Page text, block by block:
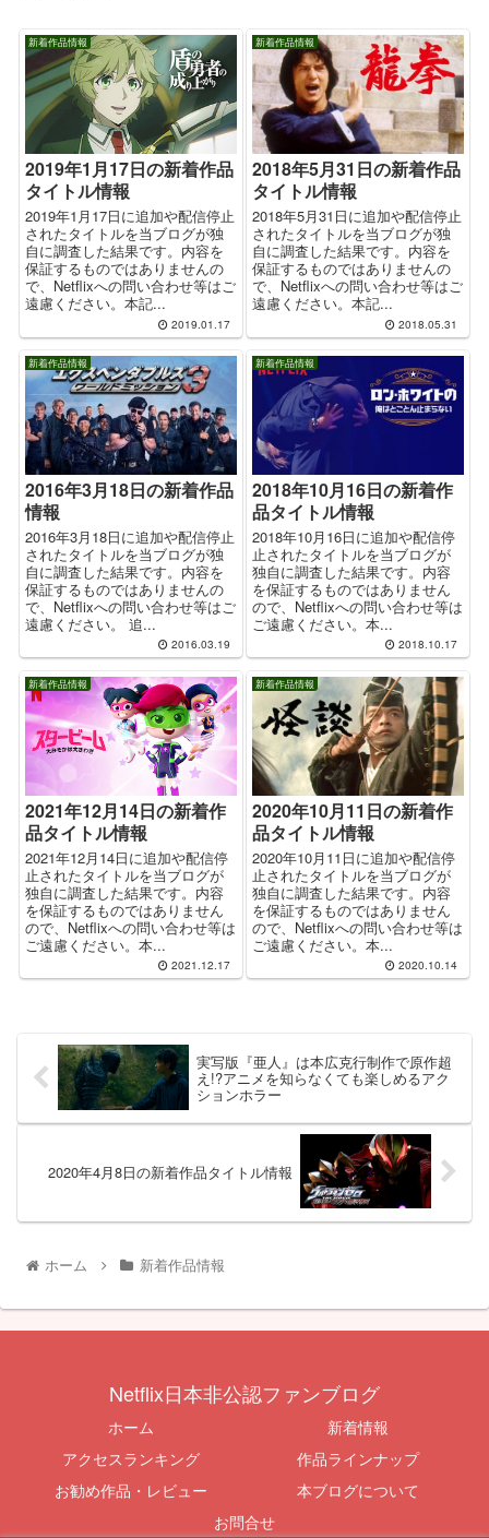
新着作品情報
2019年1月17日の新着作品
タイトル情報
2019年1月17日に追加や配信停止
されたタイトルを当ブログが独
自に調査した結果です。内容を
保証するものではありませんの
で、Netflixへの問い合わせ等はご
遠慮ください。本記...
2019.01.17
新着作品情報
2018年5月31日の新着作品
タイトル情報
2018年5月31日に追加や配信停止
されたタイトルを当ブログが独
自に調査した結果です。内容を
保証するものではありませんの
で、Netflixへの問い合わせ等はご
遠慮ください。本記...
2018.05.31
新着作品情報
2016年3月18日の新着作品
情報
2016年3月18日に追加や配信停止
されたタイトルを当ブログが独
自に調査した結果です。内容を
保証するものではありませんの
で、Netflixへの問い合わせ等はご
遠慮ください。 追...
2016.03.19
新着作品情報
2018年10月16日の新着作
品タイトル情報
2018年10月16日に追加や配信停
止されたタイトルを当ブログが
独自に調査した結果です。内容
を保証するものではありません
ので、Netflixへの問い合わせ等は
ご遠慮ください。本...
2018.10.17
新着作品情報
2021年12月14日の新着作
品タイトル情報
2021年12月14日に追加や配信停
止されたタイトルを当ブログが
独自に調査した結果です。内容
を保証するものではありません
ので、Netflixへの問い合わせ等は
ご遠慮ください。本...
2021.12.17
新着作品情報
2020年10月11日の新着作
品タイトル情報
2020年10月11日に追加や配信停
止されたタイトルを当ブログが
独自に調査した結果です。内容
を保証するものではありません
ので、Netflixへの問い合わせ等は
ご遠慮ください。本...
2020.10.14
実写版『亜人』は本広克行制作で原作超
え!?アニメを知らなくても楽しめるアク
ションホラー
2020年4月8日の新着作品タイトル情報
ホーム 新着作品情報
Netflix日本非公認ファンブログ
ホーム
新着情報
アクセスランキング
作品ラインナップ
お勧め作品・レビュー
本ブログについて
お問合せ